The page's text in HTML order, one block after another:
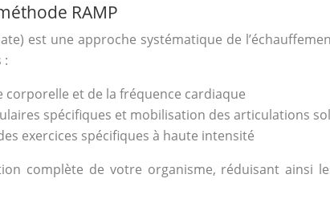
RAMP
est une approche systématique de
:
et de la fréquence cardiaque
spécifiques et mobilisation des articulations
exercices spécifiques à haute intensité
complète de votre organisme, réduisant ainsi